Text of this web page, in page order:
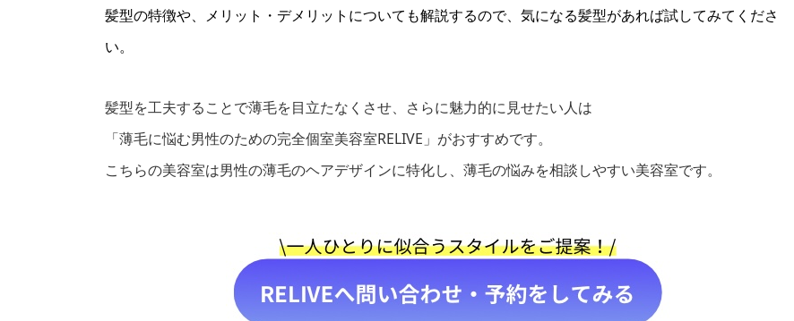
髪型の特徴や、メリット・デメリットについても解説するので、気になる髪型があれば試してみてくださ
い。
髪型を工夫することで薄毛を目立たなくさせ、さらに魅力的に見せたい人は
「薄毛に悩む男性のための完全個室美容室RELIVE」がおすすめです。
こちらの美容室は男性の薄毛のヘアデザインに特化し、薄毛の悩みを相談しやすい美容室です。